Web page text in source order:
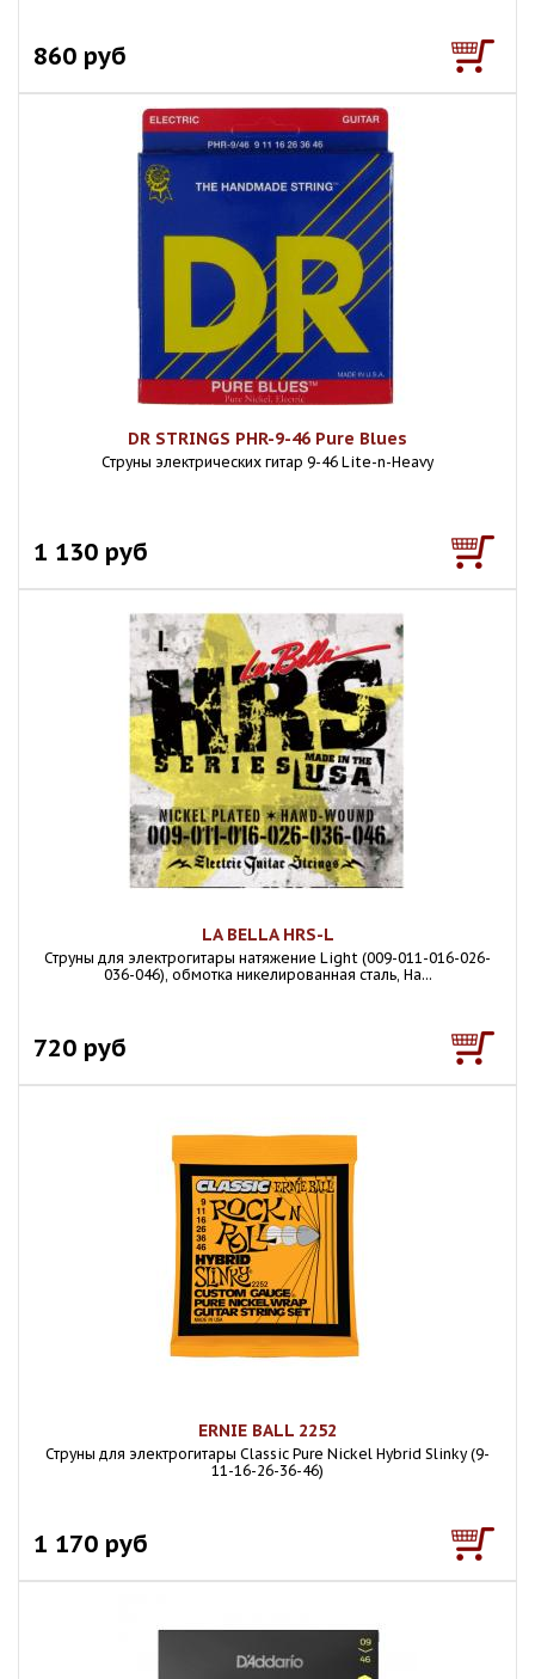
860 руб
DR STRINGS PHR-9-46 Pure Blues
Струны электрических гитар 9-46 Lite-n-Heavy
1 130 руб
LA BELLA HRS-L
Струны для электрогитары натяжение Light (009-011-016-026-
036-046), обмотка никелированная сталь, Ha...
720 руб
ERNIE BALL 2252
Струны для электрогитары Classic Pure Nickel Hybrid Slinky (9-
11-16-26-36-46)
1 170 руб